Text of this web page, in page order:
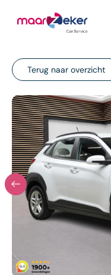
Terug naar overzicht